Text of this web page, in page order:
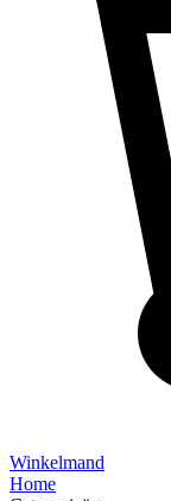
Winkelmand
Home